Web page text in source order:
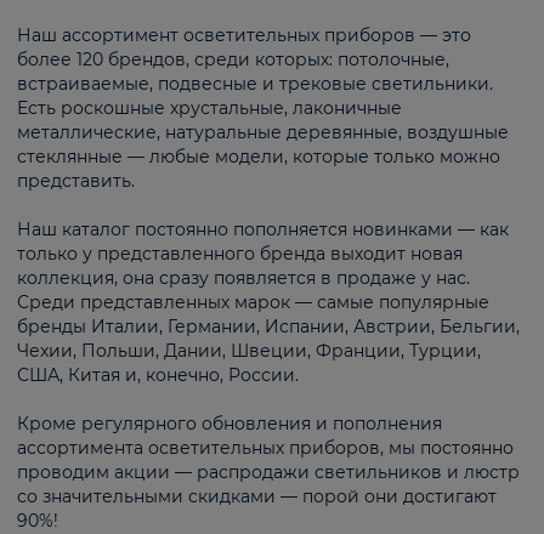
Наш ассортимент осветительных приборов — это
более 120 брендов, среди которых: потолочные,
встраиваемые, подвесные и трековые светильники.
Есть роскошные хрустальные, лаконичные
металлические, натуральные деревянные, воздушные
стеклянные — любые модели, которые только можно
представить.
Наш каталог постоянно пополняется новинками — как
только у представленного бренда выходит новая
коллекция, она сразу появляется в продаже у нас.
Среди представленных марок — самые популярные
бренды Италии, Германии, Испании, Австрии, Бельгии,
Чехии, Польши, Дании, Швеции, Франции, Турции,
США, Китая и, конечно, России.
Кроме регулярного обновления и пополнения
ассортимента осветительных приборов, мы постоянно
проводим акции — распродажи светильников и люстр
со значительными скидками — порой они достигают
90%!